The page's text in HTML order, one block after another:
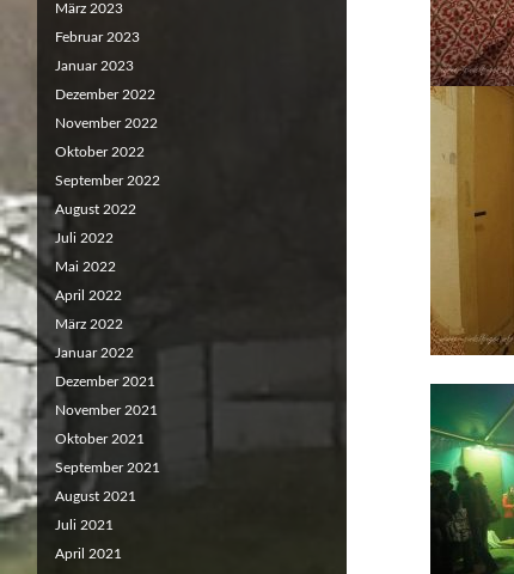
März 2023
Februar 2023
Januar 2023
Dezember 2022
November 2022
Oktober 2022
September 2022
August 2022
Juli 2022
Mai 2022
April 2022
März 2022
Januar 2022
Dezember 2021
November 2021
Oktober 2021
September 2021
August 2021
Juli 2021
April 2021